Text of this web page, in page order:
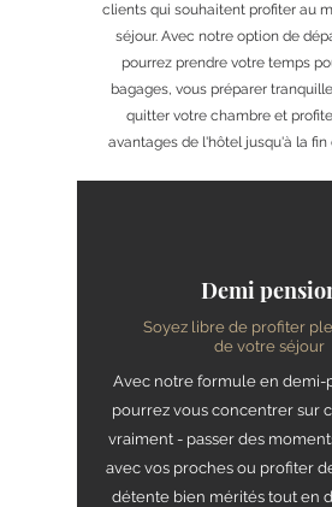
clients qui souhaitent profiter au
séjour. Avec notre option de
pourrez prendre votre temps
bagages, vous préparer
quitter votre chambre et
avantages de l'hôtel jusqu'à la fin
Demi
Soyez libre de profiter
de votre séjour
Avec notre formule en demi-
pourrez vous concentrer sur
vraiment - passer des
avec vos proches ou profiter
détente bien mérités tout en